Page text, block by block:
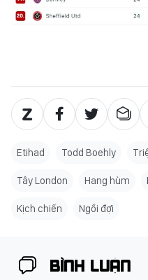
Etihad Todd Boehly
Tây London Hang hùm
Kịch chiến Ngồi đợi
BÌNH LUẬN